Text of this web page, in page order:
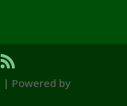
| Powered by